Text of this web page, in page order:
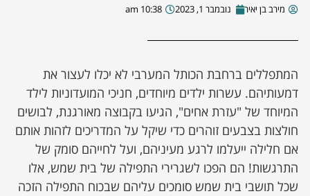
מירב בן יאיר נובמבר 1, 2023 10:38 am
המתפללים ברחבת הכותל המערבי לא יכלו לעצור את
דמעותיהם. עשרות ילדים מיוחדים, חניכי המועדוניות לילד
המיוחד של "עזרת אחים", הגיעו בקבוצה מאורגנת, לבושים
חולצות בצבעים זוהרים כדי שיקל על המדריכים לזהות אותם
אם חלילה ייעלמו לרגע מעיניהם, ועל לחייהם סומק של
התרגשות! הם הפכו לשגרירי התפילה של בית שמש, אלו
שכל תושבי בית שמש סומכים עליהם שבכוח התפילה הזכה